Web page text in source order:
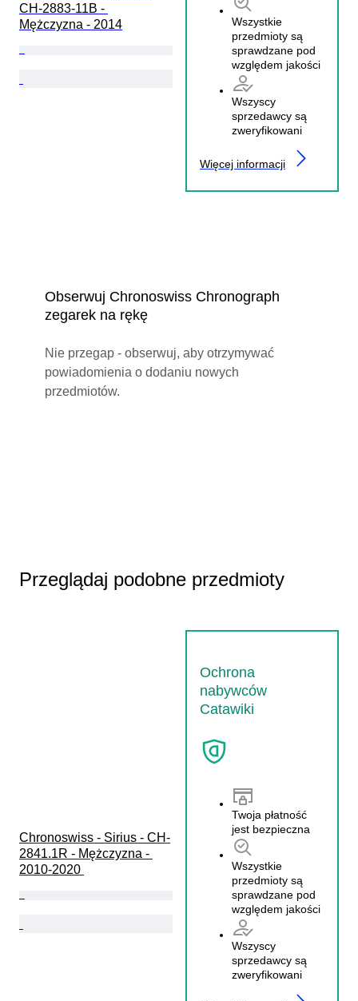
CH-2883-11B -
Mężczyzna - 2014
Wszystkie
przedmioty są
sprawdzane pod
względem jakości
Wszyscy
sprzedawcy są
zweryfikowani
Więcej informacji
Obserwuj Chronoswiss Chronograph
zegarek na rękę
Nie przegap - obserwuj, aby otrzymywać
powiadomienia o dodaniu nowych
przedmiotów.
Przeglądaj podobne przedmioty
Ochrona
nabywców
Catawiki
Twoja płatność
jest bezpieczna
Wszystkie
przedmioty są
sprawdzane pod
względem jakości
Wszyscy
sprzedawcy są
zweryfikowani
Chronoswiss - Sirius - CH-
2841.1R - Mężczyzna -
2010-2020